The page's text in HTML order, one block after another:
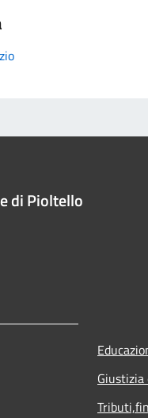
di Pioltello
Giustizia